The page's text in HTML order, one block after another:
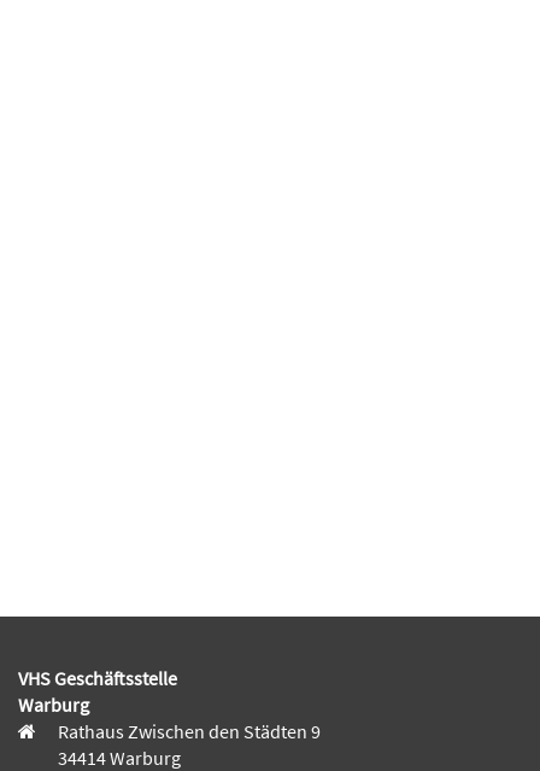
VHS Geschäftsstelle
Warburg
Rathaus Zwischen den Städten 9
34414 Warburg